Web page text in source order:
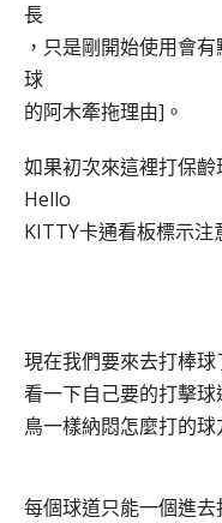
長
，只是剛開始使用會
球
的阿木牽拖理由]。
如果初次來這裡打保
Hello
KITTY卡通看板標示注
現在我們要來去打棒
看一下自己要的打擊
鳥一樣納悶怎麼打的球
每個球道只能一個進